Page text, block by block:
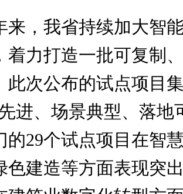
，我省持续加大智能
着力打造一批可复制
此次公布的试点项目
进、场景典型、落地
的29个试点项目在智
色建造等方面表现突